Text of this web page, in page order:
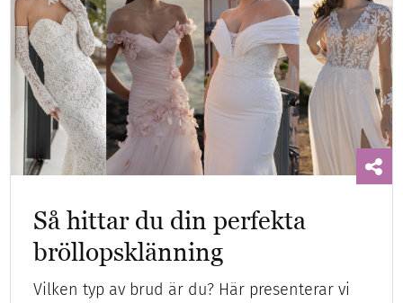
Så hittar du din perfekta
bröllopsklänning
Vilken typ av brud är du? Här presenterar vi